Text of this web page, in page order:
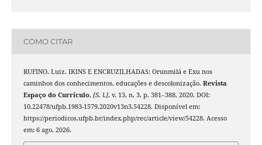
COMO CITAR
RUFINO, Luiz. IKINS E ENCRUZILHADAS: Orunmilá e Exu nos
caminhos dos conhecimentos, educações e descolonização. Revista
Espaço do Currículo, [S. l.], v. 13, n. 3, p. 381–388, 2020. DOI:
10.22478/ufpb.1983-1579.2020v13n3.54228. Disponível em:
https://periodicos.ufpb.br/index.php/rec/article/view/54228. Acesso
em: 6 ago. 2026.